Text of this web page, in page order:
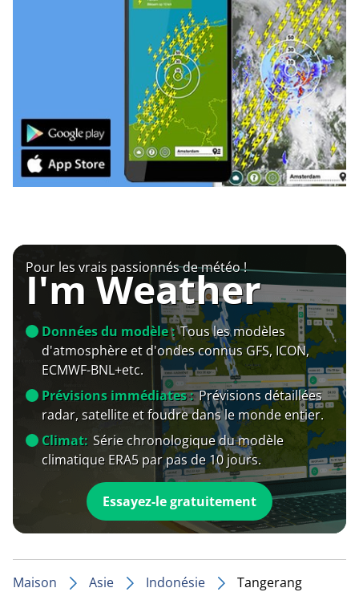
Pour les vrais passionnés de météo !
I'm Weather
Données du modèle : Tous les modèles
d'atmosphère et d'ondes connus GFS, ICON,
ECMWF-BNL+etc.
Prévisions immédiates : Prévisions détaillées
radar, satellite et foudre dans le monde entier.
Climat: Série chronologique du modèle
climatique ERA5 par pas de 10 jours.
Essayez-le gratuitement
Maison Asie Indonésie Tangerang